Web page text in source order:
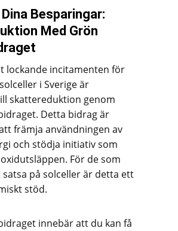
Besparingar:
Med Grön
lockande incitamenten för
i Sverige är
skattereduktion genom
Detta bidrag är
främja användningen av
och stödja initiativ som
För de som
på solceller är detta ett
stöd.
innebär att du kan få